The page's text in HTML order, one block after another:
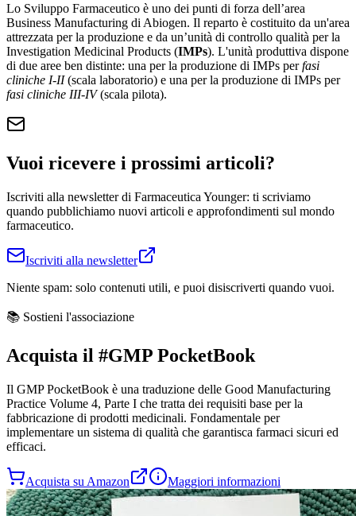
Lo Sviluppo Farmaceutico è uno dei punti di forza dell’area
Business Manufacturing di Abiogen. Il reparto è costituito da un'area
attrezzata per la produzione e da un’unità di controllo qualità per la
Investigation Medicinal Products (IMPs). L'unità produttiva dispone
di due aree ben distinte: una per la produzione di IMPs perfasi
cliniche I-II(scala laboratorio) e una per la produzione di IMPs per
fasi cliniche III-IV(scala pilota).
Vuoi ricevere i prossimi articoli?
Iscriviti alla newsletter di Farmaceutica Younger: ti scriviamo
quando pubblichiamo nuovi articoli e approfondimenti sul mondo
farmaceutico.
Iscriviti alla newsletter
Niente spam: solo contenuti utili, e puoi disiscriverti quando vuoi.
📚 Sostieni l'associazione
Acquista il #GMP PocketBook
Il GMP PocketBook è una traduzione delle Good Manufacturing
Practice Volume 4, Parte I che tratta dei requisiti base per la
fabbricazione di prodotti medicinali. Fondamentale per
implementare un sistema di qualità che garantisca farmaci sicuri ed
efficaci.
Acquista su Amazon Maggiori informazioni